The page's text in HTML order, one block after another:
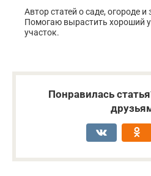
Автор статей о саде, огороде
Помогаю вырастить хороший
участок.
Понравилась